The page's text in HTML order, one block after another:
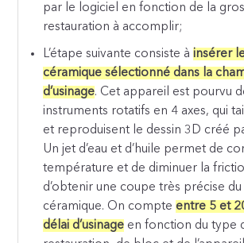
par le logiciel en fonction de la
restauration à accomplir;
L’étape suivante consiste àinsérer
céramique sélectionné dans la
d’usinage. Cet appareil est pourvu
instruments rotatifs en 4 axes, qui
et reproduisent le dessin 3D créé
Un jet d’eau et d’huile permet de
température et de diminuer la
d’obtenir une coupe très précise
céramique. On compte entre 5 et
délai d’usinage en fonction du type